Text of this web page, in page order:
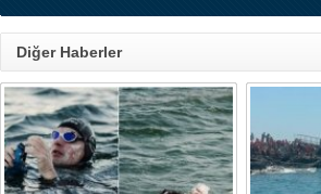
Diğer Haberler